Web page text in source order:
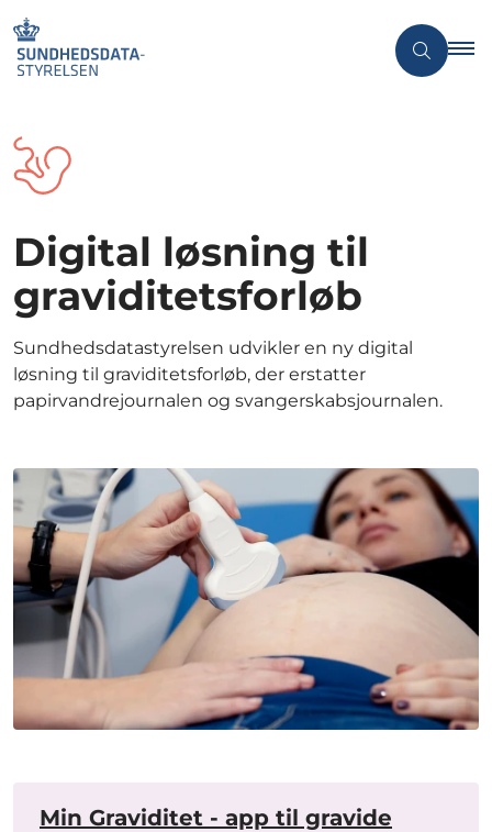
Digital løsning til
graviditetsforløb
Sundhedsdatastyrelsen udvikler en ny digital
løsning til graviditetsforløb, der erstatter
papirvandrejournalen og svangerskabsjournalen.
Min Graviditet - app til gravide